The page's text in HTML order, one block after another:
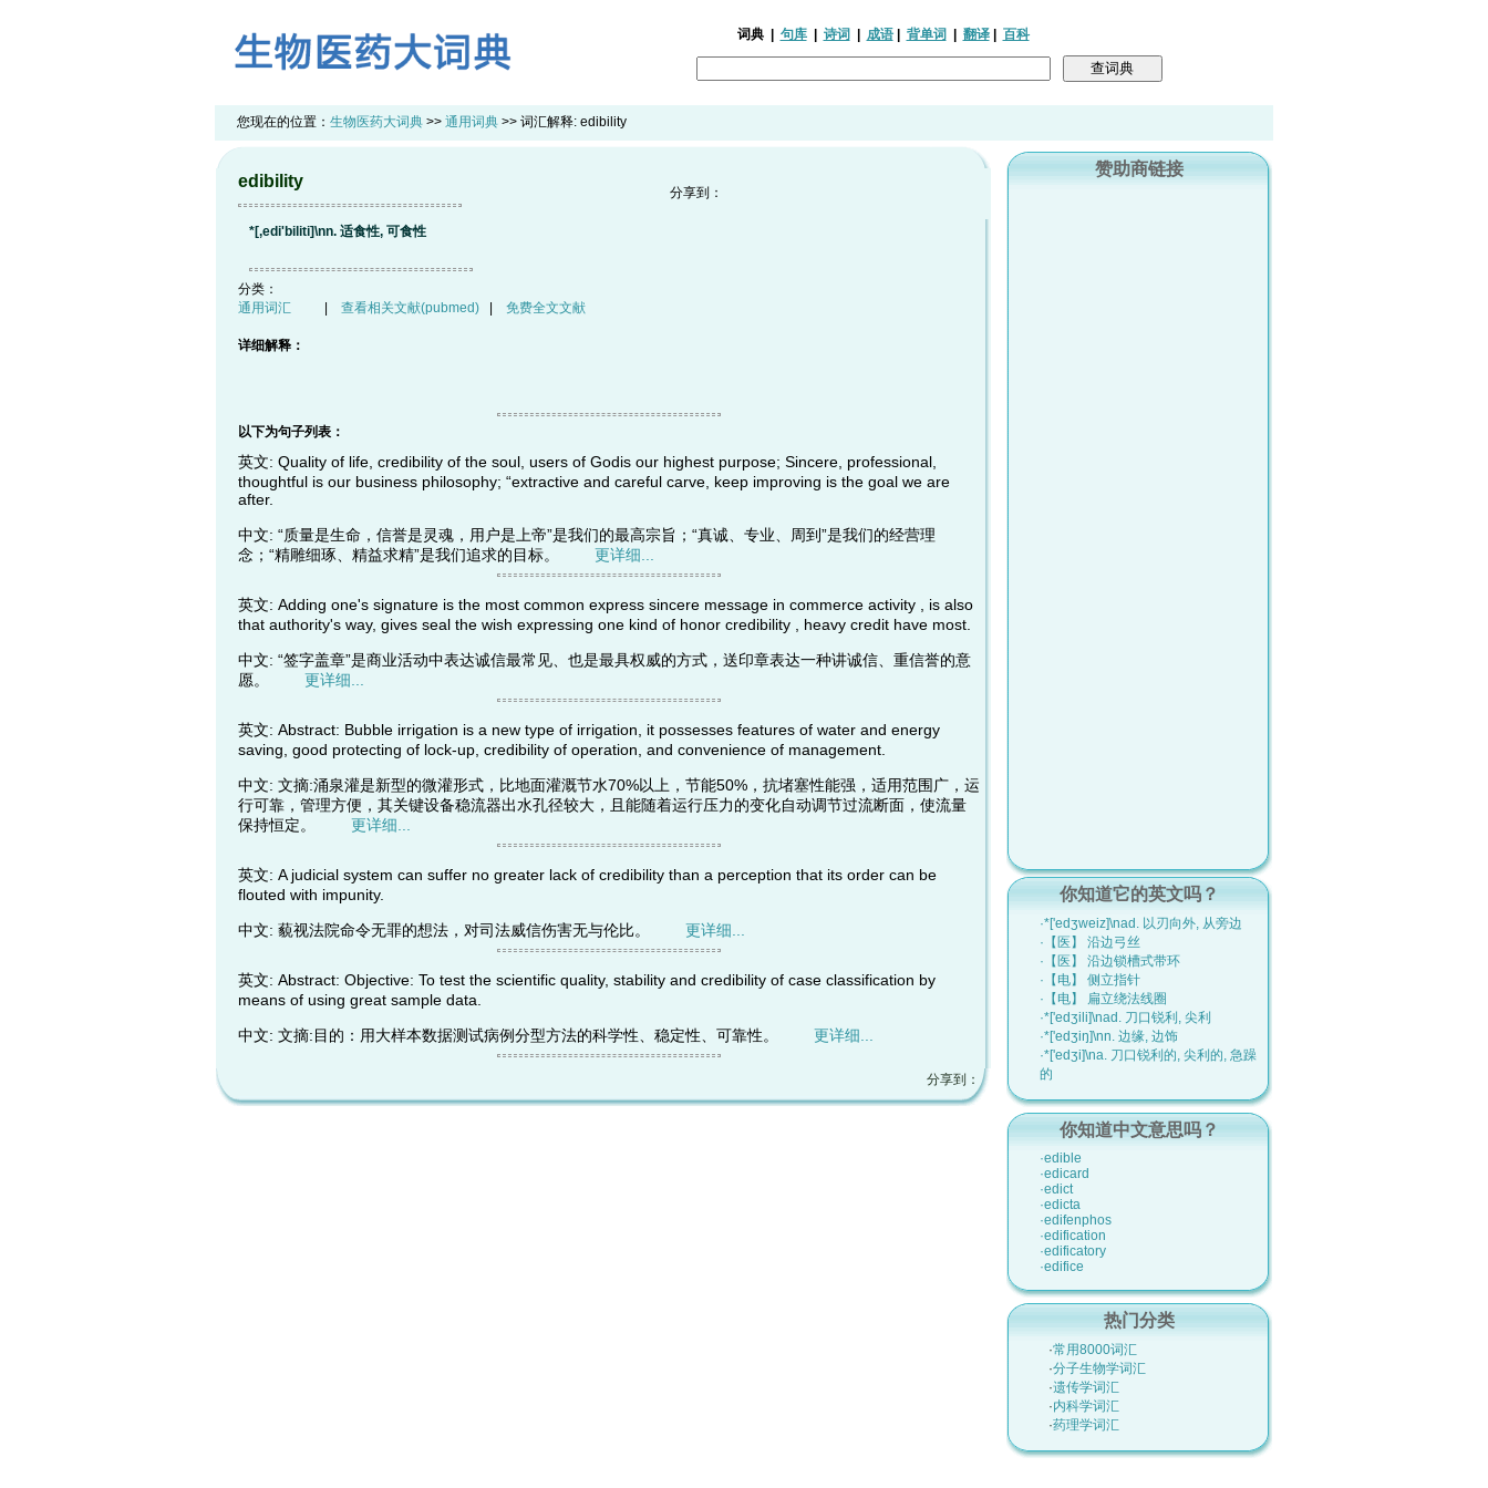
词典| 句库| 诗词 成语| 背单词 翻译| 百科
您现在的位置： 生物医药大词典 >> 通用词典 >> 词汇解释: edibility
edibility
分享到：
*[,edi'biliti]\nn. 适食性, 可食性
分类：
通用词汇
查看相关文献(pubmed) 免费全文文献
详细解释：
以下为句子列表：
英文: Quality of life, credibility of the soul, users of Godis our highest purpose; Sincere, professional,
thoughtful is our business philosophy; “extractive and careful carve, keep improving is the goal we are
after.
中文: “质量是生命，信誉是灵魂，用户是上帝”是我们的最高宗旨；“真诚、专业、周到”是我们的经营理
念；“精雕细琢、精益求精”是我们追求的目标。
更详细...
英文: Adding one's signature is the most common express sincere message in commerce activity , is also
that authority's way, gives seal the wish expressing one kind of honor credibility , heavy credit have most.
中文: “签字盖章”是商业活动中表达诚信最常见、也是最具权威的方式，送印章表达一种讲诚信、重信誉的意
愿。
更详细...
英文: Abstract: Bubble irrigation is a new type of irrigation, it possesses features of water and energy
saving, good protecting of lock-up, credibility of operation, and convenience of management.
中文: 文摘:涌泉灌是新型的微灌形式，比地面灌溉节水70%以上，节能50%，抗堵塞性能强，适用范围广，运
行可靠，管理方便，其关键设备稳流器出水孔径较大，且能随着运行压力的变化自动调节过流断面，使流量
保持恒定。
更详细...
英文: A judicial system can suffer no greater lack of credibility than a perception that its order can be
flouted with impunity.
中文: 藐视法院命令无罪的想法，对司法威信伤害无与伦比。
更详细...
英文: Abstract: Objective: To test the scientific quality, stability and credibility of case classification by
means of using great sample data.
中文: 文摘:目的：用大样本数据测试病例分型方法的科学性、稳定性、可靠性。
更详细...
分享到：
赞助商链接
你知道它的英文吗？
·*['edʒweiz]\nad. 以刃向外, 从旁边
·【医】 沿边弓丝
·【医】 沿边锁槽式带环
·【电】 侧立指针
·【电】 扁立绕法线圈
·*['edʒili]\nad. 刀口锐利, 尖利
·*['edʒiŋ]\nn. 边缘, 边饰
·*['edʒi]\na. 刀口锐利的, 尖利的, 急躁
的
你知道中文意思吗？
·edible
·edicard
·edict
·edicta
·edifenphos
·edification
·edificatory
·edifice
热门分类
·常用8000词汇
·分子生物学词汇
·遗传学词汇
·内科学词汇
·药理学词汇